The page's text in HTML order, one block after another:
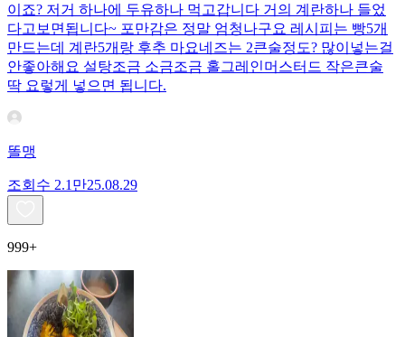
이죠? 저거 하나에 두유하나 먹고갑니다 거의 계란하나 들었
다고보면됩니다~ 포만감은 정말 엄청나구요 레시피는 빵5개
만드는데 계란5개랑 후추 마요네즈는 2큰술정도? 많이넣는걸
안좋아해요 설탕조금 소금조금 홀그레인머스터드 작은큰술
딱 요렇게 넣으면 됩니다.
똘맹
조회수 2.1만25.08.29
999+